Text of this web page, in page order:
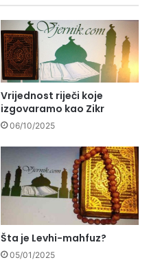
Vrijednost riječi koje
izgovaramo kao Zikr
06/10/2025
Šta je Levhi-mahfuz?
05/01/2025